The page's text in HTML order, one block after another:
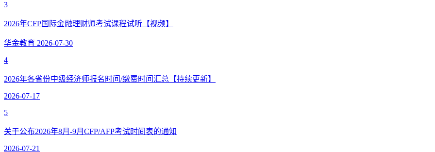
3
2026年CFP国际金融理财师考试课程试听【视频】
华金教育 2026-07-30
4
2026年各省份中级经济师报名时间/缴费时间汇总【持续更新】
2026-07-17
5
关于公布2026年8月-9月CFP/AFP考试时间表的通知
2026-07-21